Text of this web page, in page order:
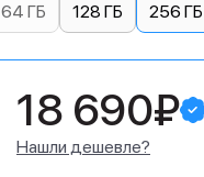
64 ГБ 128 ГБ 256 ГБ
18 690₽
Нашли дешевле?